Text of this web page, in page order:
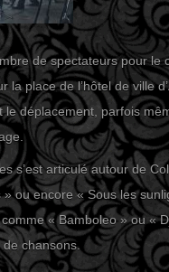
de spectateurs pour le
place de l’hôtel de ville
déplacement, parfois
s’est articulé autour de
ou encore « Sous les
« Bamboleo » ou «
de chansons.